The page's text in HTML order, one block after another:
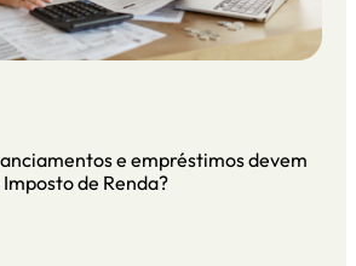
e empréstimos devem
de Renda?